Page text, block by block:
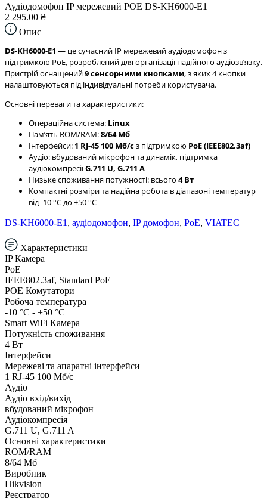
Аудіодомофон IP мережевий POE DS-KH6000-E1
2 295.00 ₴
Опис
DS-KH6000-E1 — це сучасний IP мережевий аудіодомофон з
підтримкою PoE, розроблений для організації надійного аудіозвʼязку.
Пристрій оснащений9 сенсорними кнопками, з яких 4 кнопки
налаштовуються під індивідуальні потреби користувача.
Основні переваги та характеристики:
Операційна система: Linux
Памʼять ROM/RAM:8/64 Мб
Інтерфейси: 1 RJ-45 100 Мб/сз підтримкою PoE (IEEE802.3af)
Аудіо: вбудований мікрофон та динамік, підтримка
аудіокомпресіїG.711 U, G.711 A
Низьке споживання потужності: всього 4 Вт
Компактні розміри та надійна робота в діапазоні температур
від -10 °C до +50 °C
DS-KH6000-E1 , аудіодомофон, IP домофон, PoE, VIATEC
Характеристики
IP Камера
PoE
IEEE802.3af, Standard PoE
POE Комутатори
Робоча температура
-10 °C - +50 °C
Smart WiFi Камера
Потужність споживання
4 Вт
Інтерфейси
Мережеві та апаратні інтерфейси
1 RJ-45 100 Мб/с
Аудіо
Аудіо вхід/вихід
вбудований мікрофон
Аудіокомпресія
G.711 U, G.711 A
Основні характеристики
ROM/RAM
8/64 Мб
Виробник
Hikvision
Реєстратор